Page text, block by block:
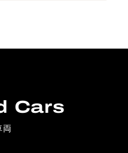
Cars
両